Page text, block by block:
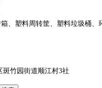
箱、塑料周转筐、塑料垃圾桶
竹园街道顺江村3社